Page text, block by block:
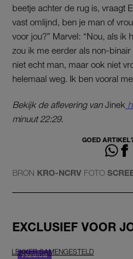
beetje achter de rug is, vraagt
vast omlijnd, ben je man of
voor jou?” Marvel: “Nou, als ik
zou ik me eerder als non-
niet echt man, maar ook niet
helemaal weg. Ik ben vooral
Bekijk de aflevering vanJinek
minuut 22:29.
GOED
BRON KRO-NCRV FOTO
EXCLUSIEF VOOR
LEKKER SAMENGESTELD